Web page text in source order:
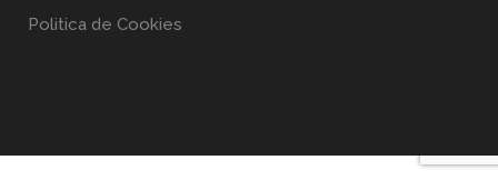
Politica de Cookies